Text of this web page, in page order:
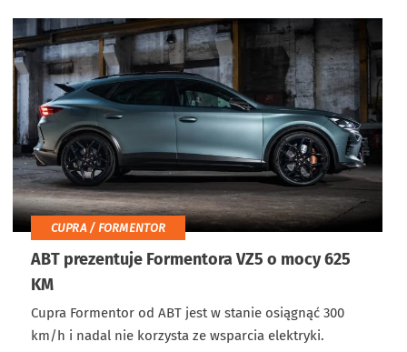
CUPRA / FORMENTOR
ABT prezentuje Formentora VZ5 o mocy 625
KM
Cupra Formentor od ABT jest w stanie osiągnąć 300
km/h i nadal nie korzysta ze wsparcia elektryki.